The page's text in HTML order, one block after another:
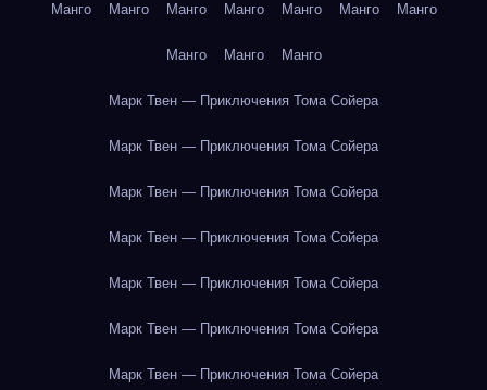
Манго Манго Манго Манго Манго Манго Манго
Манго Манго Манго
Марк Твен — Приключения Тома Сойера
Марк Твен — Приключения Тома Сойера
Марк Твен — Приключения Тома Сойера
Марк Твен — Приключения Тома Сойера
Марк Твен — Приключения Тома Сойера
Марк Твен — Приключения Тома Сойера
Марк Твен — Приключения Тома Сойера